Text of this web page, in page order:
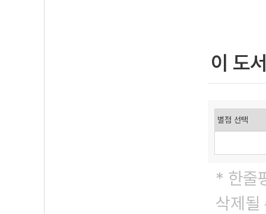
이 도
* 한줄
삭제될